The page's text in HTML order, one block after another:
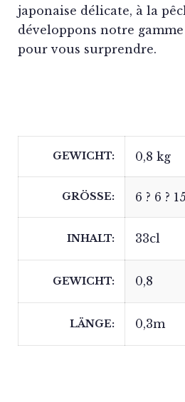
japonaise délicate, à la
développons notre
pour vous surprendre.
GEWICHT 0,8 kg
GRÖSSE 6 ? 6 ?
INHALT 33cl
GEWICHT 0,8
LÄNGE 0,3m